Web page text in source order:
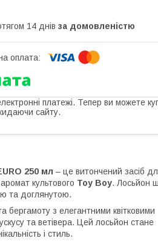
14 днів за домовленістю
платежі. Тепер ви можете
сайту.
250 мл – це витончений засіб
культового Toy Boy. Лосьйон
та доглянутою.
бергамоту з елегантними квітковими
та ветівера. Цей лосьйон стане
і стиль.